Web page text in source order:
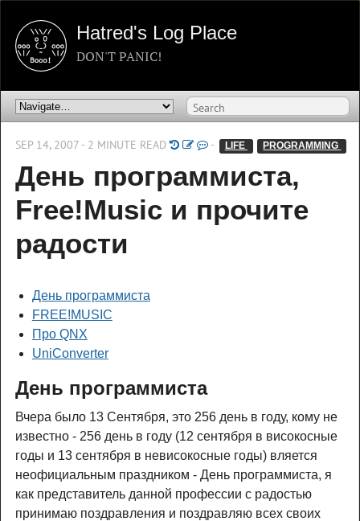
Hatred's Log Place
DON'T PANIC!
SEP 14, 2007 - 2 MINUTE READ - LIFE
День программиста,
Free!Music и прочите
радости
День программиста
FREE!MUSIC
Про QNX
UniConverter
День программиста
Вчера было 13 Сентября, это 256 день в году, кому не
известно - 256 день в году (12 сентября в високосные
годы и 13 сентября в невисокосные годы) вляется
неофициальным праздником - День программиста, я
как представитель данной профессии с радостью
принимаю поздравления и поздравляю всех своих